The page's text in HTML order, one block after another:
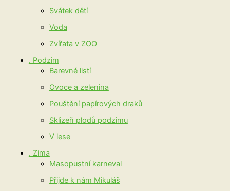
Svátek dětí
Voda
Zvířata v ZOO
. Podzim
Barevné listí
Ovoce a zelenina
Pouštění papírových draků
Sklizeň plodů podzimu
V lese
. Zima
Masopustní karneval
Přijde k nám Mikuláš